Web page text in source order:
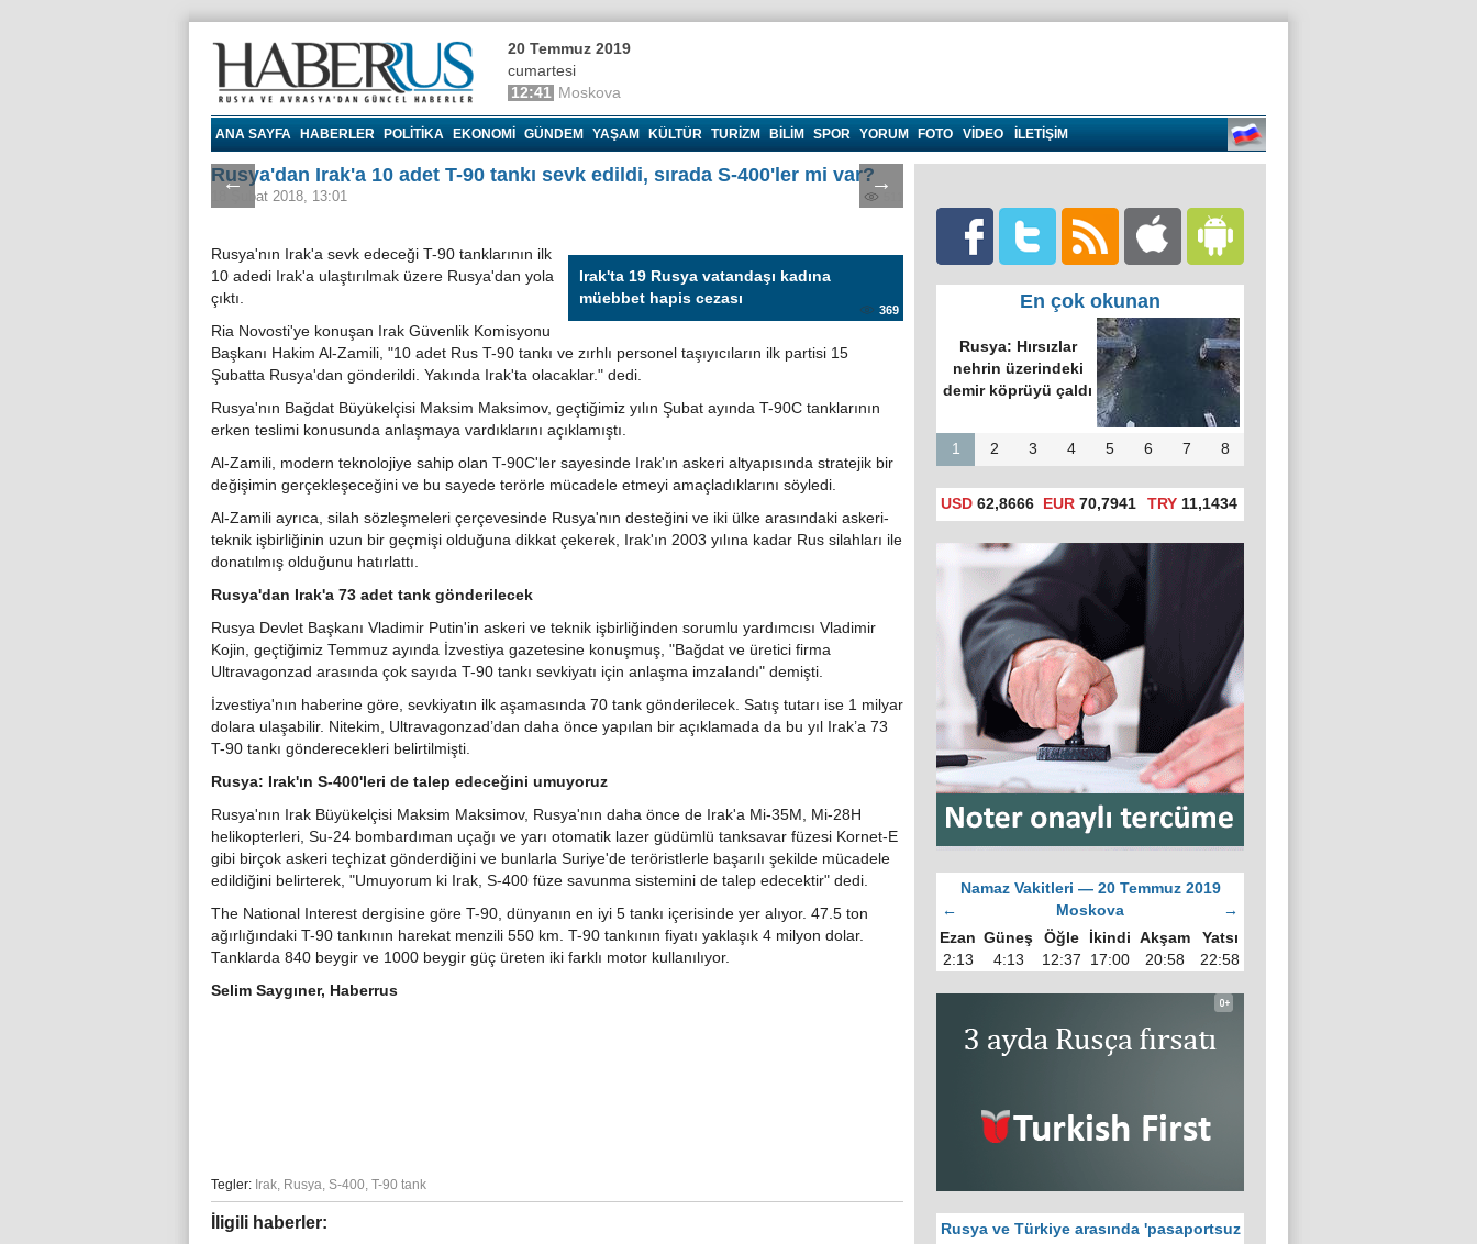
Haberrus.com
20 Temmuz 2019
cumartesi
12:41 Moskova
ANA SAYFA HABERLER POLITIKA EKONOMI GÜNDEM YAŞAM KÜLTÜR TURIZM BILIM SPOR YORUM FOTO VIDEO İLETİŞİM
← →
Rusya'dan Irak'a 10 adet T-90 tankı sevk edildi, sırada S-400'ler mi var?
18 Şubat 2018, 13:01
Irak'ta 19 Rusya vatandaşı kadına
müebbet hapis cezası
369
Rusya'nın Irak'a sevk edeceği T-90 tanklarının ilk
10 adedi Irak'a ulaştırılmak üzere Rusya'dan yola
çıktı.
Ria Novosti'ye konuşan Irak Güvenlik Komisyonu
Başkanı Hakim Al-Zamili, "10 adet Rus T-90 tankı ve zırhlı personel taşıyıcıların ilk partisi 15
Şubatta Rusya'dan gönderildi. Yakında Irak'ta olacaklar." dedi.
Rusya'nın Bağdat Büyükelçisi Maksim Maksimov, geçtiğimiz yılın Şubat ayında T-90C tanklarının
erken teslimi konusunda anlaşmaya vardıklarını açıklamıştı.
Al-Zamili, modern teknolojiye sahip olan T-90C'ler sayesinde Irak'ın askeri altyapısında stratejik bir
değişimin gerçekleşeceğini ve bu sayede terörle mücadele etmeyi amaçladıklarını söyledi.
Al-Zamili ayrıca, silah sözleşmeleri çerçevesinde Rusya'nın desteğini ve iki ülke arasındaki askeri-
teknik işbirliğinin uzun bir geçmişi olduğuna dikkat çekerek, Irak'ın 2003 yılına kadar Rus silahları ile
donatılmış olduğunu hatırlattı.
Rusya'dan Irak'a 73 adet tank gönderilecek
Rusya Devlet Başkanı Vladimir Putin'in askeri ve teknik işbirliğinden sorumlu yardımcısı Vladimir
Kojin, geçtiğimiz Temmuz ayında İzvestiya gazetesine konuşmuş, "Bağdat ve üretici firma
Ultravagonzad arasında çok sayıda T-90 tankı sevkiyatı için anlaşma imzalandı" demişti.
İzvestiya'nın haberine göre, sevkiyatın ilk aşamasında 70 tank gönderilecek. Satış tutarı ise 1 milyar
dolara ulaşabilir. Nitekim, Ultravagonzad’dan daha önce yapılan bir açıklamada da bu yıl Irak’a 73
T-90 tankı gönderecekleri belirtilmişti.
Rusya: Irak'ın S-400'leri de talep edeceğini umuyoruz
Rusya'nın Irak Büyükelçisi Maksim Maksimov, Rusya'nın daha önce de Irak'a Mi-35M, Mi-28H
helikopterleri, Su-24 bombardıman uçağı ve yarı otomatik lazer güdümlü tanksavar füzesi Kornet-E
gibi birçok askeri teçhizat gönderdiğini ve bunlarla Suriye'de teröristlerle başarılı şekilde mücadele
edildiğini belirterek, "Umuyorum ki Irak, S-400 füze savunma sistemini de talep edecektir" dedi.
The National Interest dergisine göre T-90, dünyanın en iyi 5 tankı içerisinde yer alıyor. 47.5 ton
ağırlığındaki T-90 tankının harekat menzili 550 km. T-90 tankının fiyatı yaklaşık 4 milyon dolar.
Tanklarda 840 beygir ve 1000 beygir güç üreten iki farklı motor kullanılıyor.
Selim Saygıner, Haberrus
Tegler: Irak, Rusya, S-400, T-90 tank
İligili haberler:
En çok okunan
Rusya: Hırsızlar
nehrin üzerindeki
demir köprüyü çaldı
1 2 3 4 5 6 7 8
USD 62,8666 EUR 70,7941 TRY 11,1434
Namaz Vakitleri — 20 Temmuz 2019
←
Moskova
→
Ezan Güneş Öğle İkindi Akşam
Yatsı
2:13
4:13 12:37 17:00 20:58 22:58
Rusya ve Türkiye arasında 'pasaportsuz